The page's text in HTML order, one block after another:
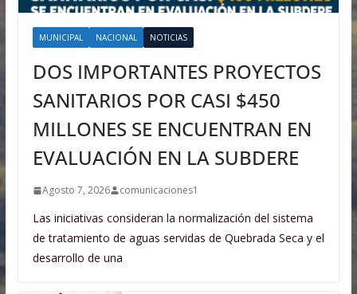
MUNICIPAL NACIONAL NOTICIAS
DOS IMPORTANTES PROYECTOS
SANITARIOS POR CASI $450
MILLONES SE ENCUENTRAN EN
EVALUACIÓN EN LA SUBDERE
Agosto 7, 2026 comunicaciones1
Las iniciativas consideran la normalización del sistema
de tratamiento de aguas servidas de Quebrada Seca y el
desarrollo de una